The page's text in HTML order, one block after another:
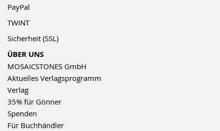
PayPal
TWINT
Sicherheit (SSL)
ÜBER UNS
MOSAICSTONES GmbH
Aktuelles Verlagsprogramm
Verlag
35% für Gönner
Spenden
Für Buchhändler